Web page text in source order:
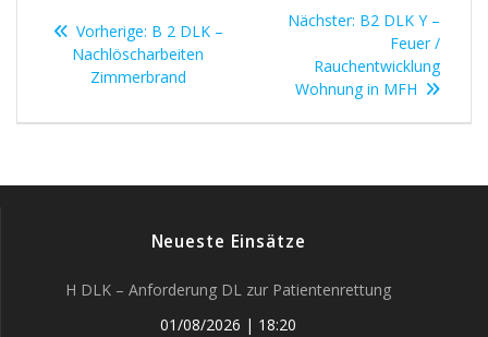
Vorherige: Vorheriger
Beitrag:
B 2 DLK –
Nachlöscharbeiten
Zimmerbrand
Nächster: Nächster
Beitrag:
B2 DLK Y –
Feuer /
Rauchentwicklung
Wohnung in MFH
Neueste Einsätze
H DLK – Anforderung DL zur Patientenrettung
01/08/2026 | 18:20